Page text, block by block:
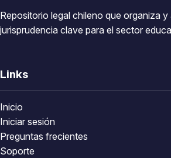
Repositorio legal chileno que organiza
jurisprudencia clave para el sector
Links
Inicio
Iniciar sesión
Preguntas frecientes
Soporte